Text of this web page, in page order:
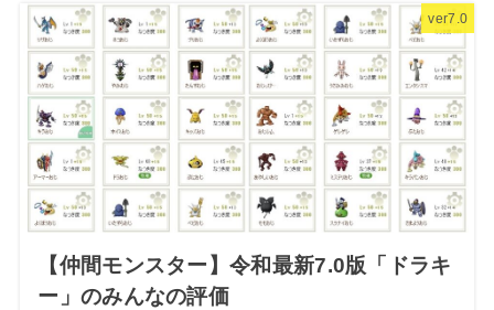
ver7.0
【仲間モンスター】令和最新7.0版「ドラキ
ー」のみんなの評価